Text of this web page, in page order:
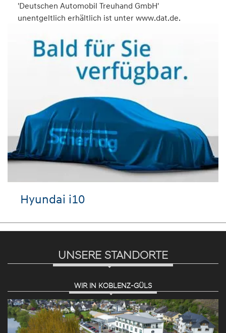
'Deutschen Automobil Treuhand GmbH'
unentgeltlich erhältlich ist unter www.dat.de.
Hyundai i10
UNSERE STANDORTE
WIR IN KOBLENZ-GÜLS